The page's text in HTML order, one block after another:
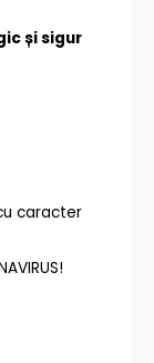
și sigur
caracter